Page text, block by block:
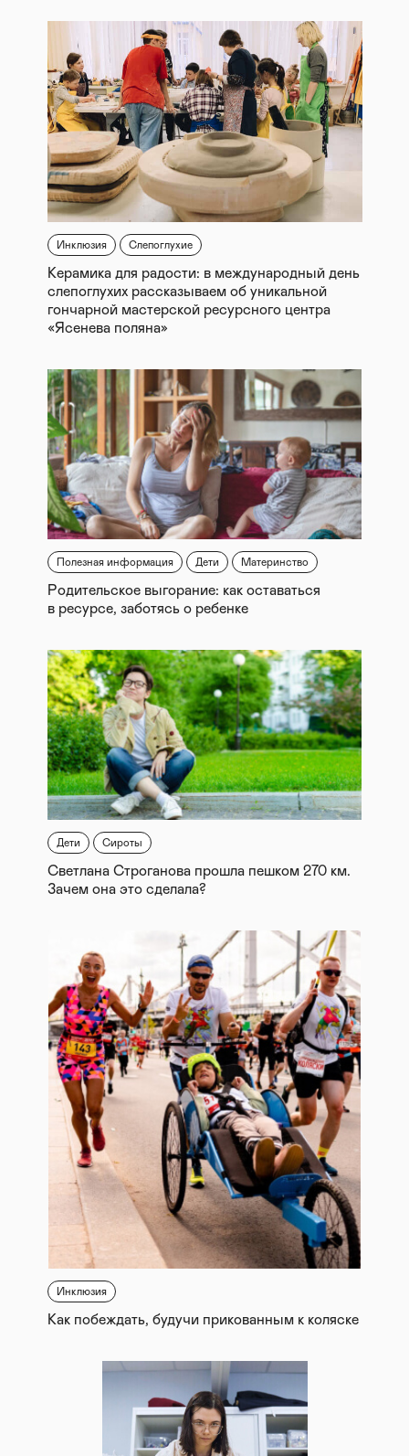
Инклюзия Слепоглухие
Керамика для радости: в международный день
слепоглухих рассказываем об уникальной
гончарной мастерской ресурсного центра
«Ясенева поляна»
Полезная информация Дети Материнство
Родительское выгорание: как оставаться
в ресурсе, заботясь о ребенке
Дети Сироты
Светлана Строганова прошла пешком 270 км.
Зачем она это сделала?
Инклюзия
Как побеждать, будучи прикованным к коляске